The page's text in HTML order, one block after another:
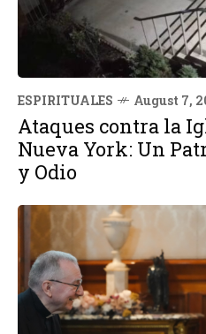
ESPIRITUALES August 7,
Ataques contra la
Nueva York: Un
y Odio